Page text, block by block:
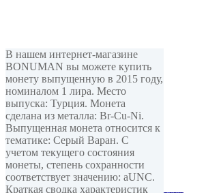
В нашем интернет-магазине
BONUMAN вы можете купить
монету выпущенную в 2015 году,
номиналом 1 лира. Место
выпуска: Турция. Монета
сделана из металла: Br-Cu-Ni.
Выпущенная монета относится к
тематике: Серый Варан. С
учетом текущего состояния
монеты, степень сохранности
соответствует значению: aUNC.
Краткая сводка характеристик